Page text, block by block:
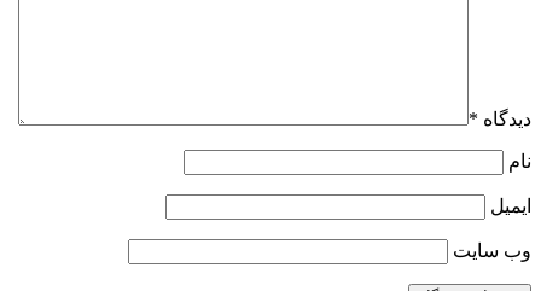
دیدگاه *
نام
ایمیل
وب‌ سایت